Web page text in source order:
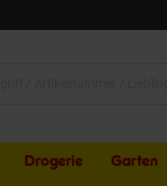
Drogerie Garten